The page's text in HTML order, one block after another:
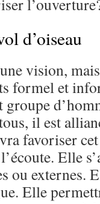
d’oiseau
vision,
formel et
il est
favoriser
Elle
ou externes.
Elle